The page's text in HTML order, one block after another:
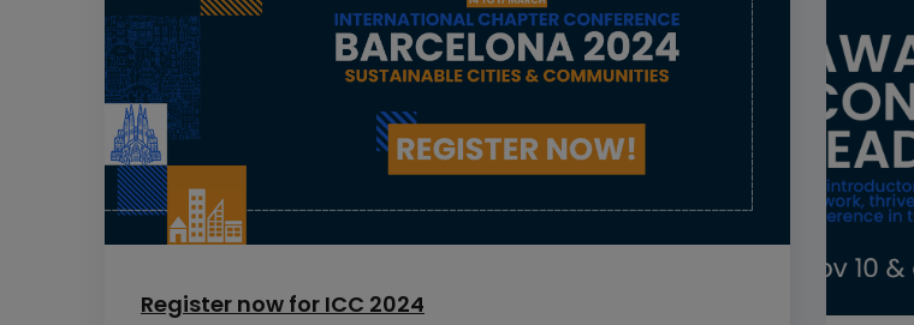
Register now for ICC 2024